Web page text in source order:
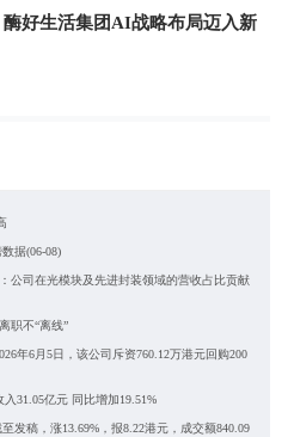
好生活集团AI战略布局迈入新
据(06-08)
公司在光模块及先进封装领域的营收占比贡献
职不“离线”
年6月5日，该公司斥资760.12万港元回购200
31.05亿元 同比增加19.51%
发稿，涨13.69%，报8.22港元，成交额840.09